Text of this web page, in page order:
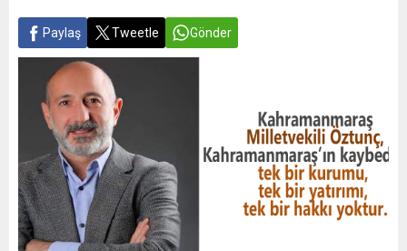
Paylaş Tweetle Gönder